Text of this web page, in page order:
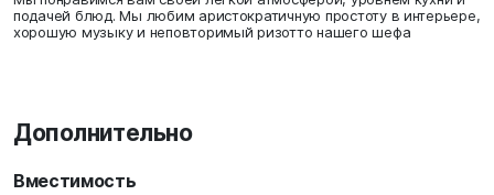
подачей блюд. Мы любим аристократичную простоту в интерьере,
хорошую музыку и неповторимый ризотто нашего шефа
Дополнительно
Вместимость